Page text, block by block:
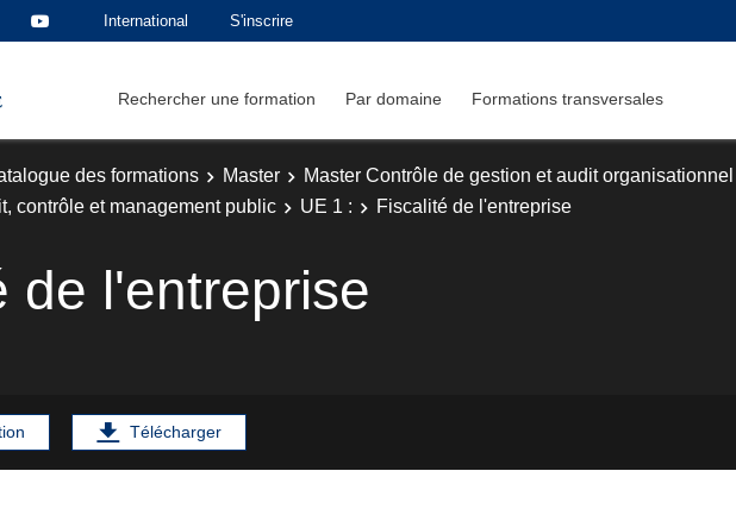
International S'inscrire
Rechercher une formation Par domaine Formations transversales
des formations Master
Master Contrôle de gestion et audit organisationnel
contrôle et management public
UE 1 : Fiscalité de l'entreprise
de l'entreprise
Télécharger